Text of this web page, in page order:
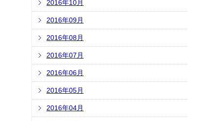
2016年10月
2016年09月
2016年08月
2016年07月
2016年06月
2016年05月
2016年04月